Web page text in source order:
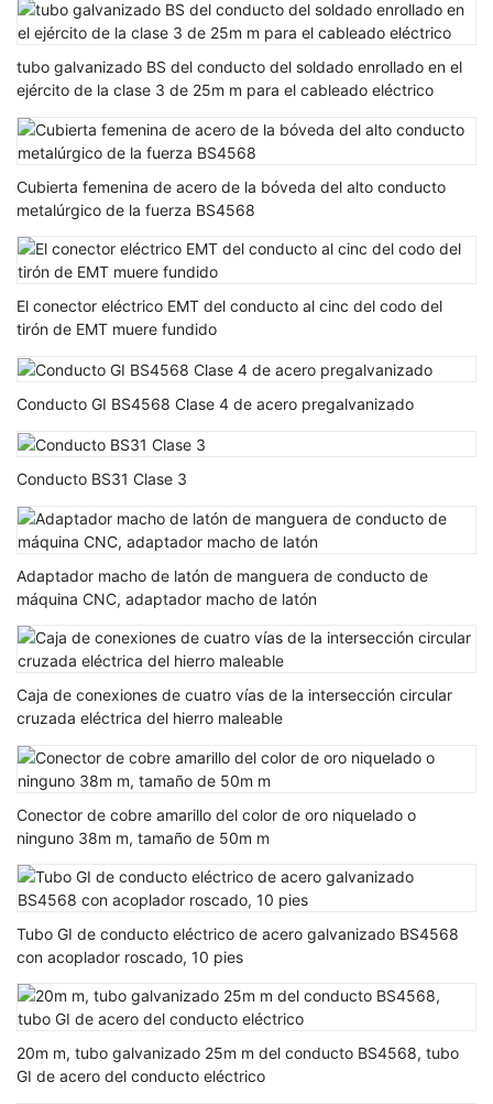
tubo galvanizado BS del conducto del soldado enrollado en el
ejército de la clase 3 de 25m m para el cableado eléctrico
Cubierta femenina de acero de la bóveda del alto conducto
metalúrgico de la fuerza BS4568
El conector eléctrico EMT del conducto al cinc del codo del
tirón de EMT muere fundido
Conducto GI BS4568 Clase 4 de acero pregalvanizado
Conducto BS31 Clase 3
Adaptador macho de latón de manguera de conducto de
máquina CNC, adaptador macho de latón
Caja de conexiones de cuatro vías de la intersección circular
cruzada eléctrica del hierro maleable
Conector de cobre amarillo del color de oro niquelado o
ninguno 38m m, tamaño de 50m m
Tubo GI de conducto eléctrico de acero galvanizado BS4568
con acoplador roscado, 10 pies
20m m, tubo galvanizado 25m m del conducto BS4568, tubo
GI de acero del conducto eléctrico